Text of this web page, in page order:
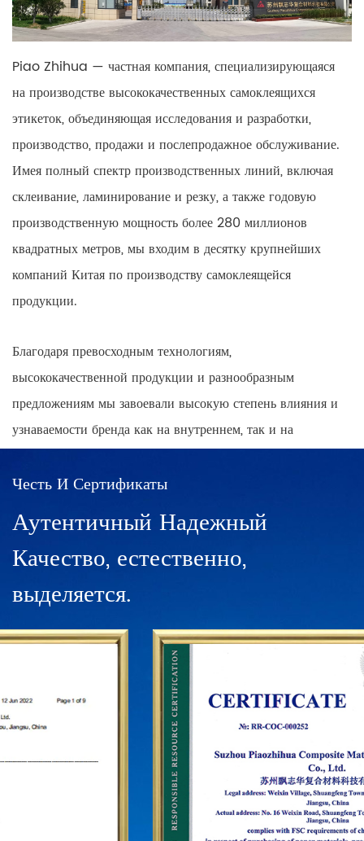
Piao Zhihua — частная компания, специализирующаяся
на производстве высококачественных самоклеящихся
этикеток, объединяющая исследования и разработки,
производство, продажи и послепродажное обслуживание.
Имея полный спектр производственных линий, включая
склеивание, ламинирование и резку, а также годовую
производственную мощность более 280 миллионов
квадратных метров, мы входим в десятку крупнейших
компаний Китая по производству самоклеящейся
продукции.
Благодаря превосходным технологиям,
высококачественной продукции и разнообразным
предложениям мы завоевали высокую степень влияния и
узнаваемости бренда как на внутреннем, так и на
общенациональный охват точек продаж продукции с
В Китае существуют сети прямых продаж в Шанхае,
Гуанчжоу, Чанше, Пекине и десятки франчайзинговых
сетей. Для дальнейшего утверждения статуса бренда
«PUODEHUA» на международной арене мы создали
маркетинговую сеть в десятках стран и регионов, таких
как США, Германия, Япония, Южная Корея, Бразилия,
Мексика, Россия, Ближний Восток. и так далее, охватывая
Азию, Европу, Америку, Африку и другие регионы, и
стали долгосрочным стабильным поставщиком.
Честь И Сертификаты
Аутентичный Надежный
Качество, естественно,
выделяется.